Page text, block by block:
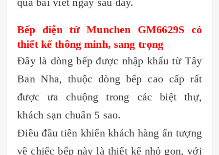
Bếp điện từ Munchen GM6629S có
thiết kế thông minh, sang trọng
Đây là dòng bếp được nhập khẩu từ Tây
Ban Nha, thuộc dòng bếp cao cấp rất
được ưa chuộng trong các biệt thự,
khách sạn chuẩn 5 sao.
Điều đầu tiên khiến khách hàng ấn tượng
về chiếc bếp này là thiết kế nhỏ gọn, với